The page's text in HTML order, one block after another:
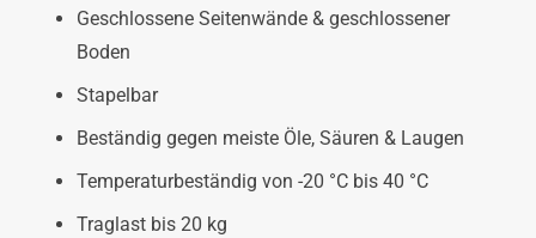
Geschlossene Seitenwände & geschlossener
Boden
Stapelbar
Beständig gegen meiste Öle, Säuren & Laugen
Temperaturbeständig von -20 °C bis 40 °C
Traglast bis 20 kg